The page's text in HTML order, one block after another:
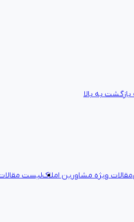
مقالات ویژه مشاورین املاکلیست
به بالا